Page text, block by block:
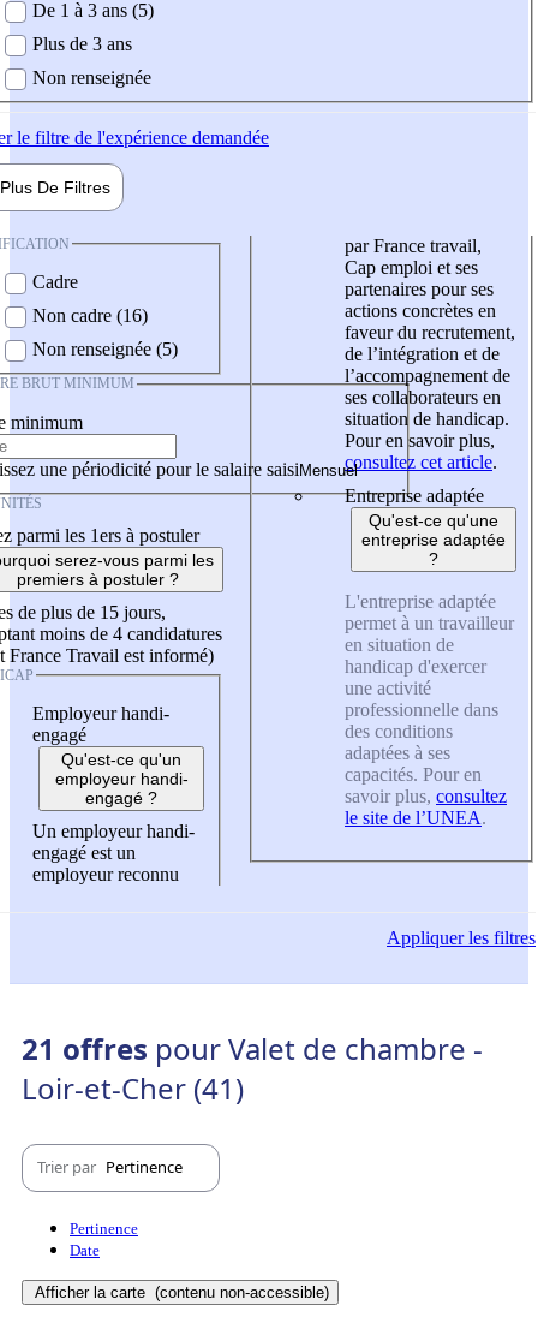
De 1 à 3 ans (5)
Plus de 3 ans
Non renseignée
le filtre de l'expérience demandée
Plus De Filtres
Cadre
Non cadre (16)
Non renseignée (5)
BRUT MINIMUM
minimum
une périodicité pour le salaire saisi
parmi les 1ers à postuler
serez-vous parmi les
premiers à postuler ?
de plus de 15 jours,
moins de 4 candidatures
France Travail est informé)
Employeur handi-
engagé
Qu'est-ce qu'un
employeur handi-
engagé ?
Un employeur handi-
engagé est un
employeur reconnu
par France travail,
Cap emploi et ses
partenaires pour ses
actions concrètes en
faveur du recrutement,
de l’intégration et de
l’accompagnement de
ses collaborateurs en
situation de handicap.
Pour en savoir plus,
consultez cet article.
Entreprise adaptée
Qu'est-ce qu'une
entreprise adaptée
?
L'entreprise adaptée
permet à un travailleur
en situation de
handicap d'exercer
une activité
professionnelle dans
des conditions
adaptées à ses
capacités. Pour en
savoir plus, consultez
le site de l’UNEA.
Appliquerles filtres
21 offres pour Valet de chambre -
Loir-et-Cher (41)
Trier par Pertinence
Pertinence
Date
Afficher la carte (contenu non-accessible)